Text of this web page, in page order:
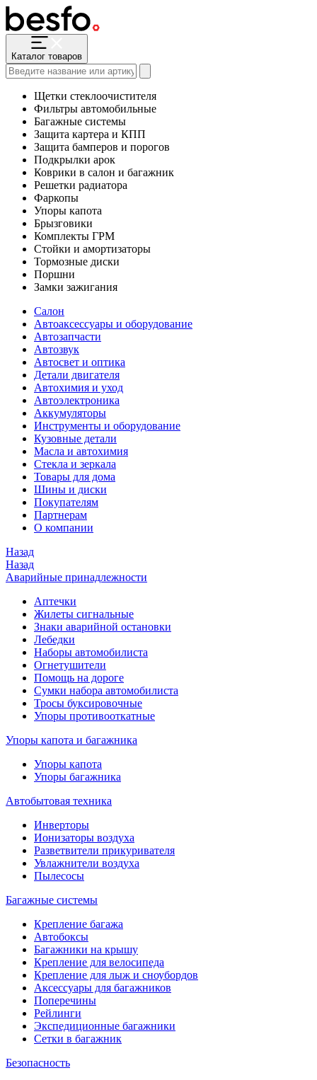
Каталог товаров
Щетки стеклоочистителя
Фильтры автомобильные
Багажные системы
Защита картера и КПП
Защита бамперов и порогов
Подкрылки арок
Коврики в салон и багажник
Решетки радиатора
Фаркопы
Упоры капота
Брызговики
Комплекты ГРМ
Стойки и амортизаторы
Тормозные диски
Поршни
Замки зажигания
Салон
Автоаксессуары и оборудование
Автозапчасти
Автозвук
Автосвет и оптика
Детали двигателя
Автохимия и уход
Автоэлектроника
Аккумуляторы
Инструменты и оборудование
Кузовные детали
Масла и автохимия
Стекла и зеркала
Товары для дома
Шины и диски
Покупателям
Партнерам
О компании
Назад
Назад
Аварийные принадлежности
Аптечки
Жилеты сигнальные
Знаки аварийной остановки
Лебедки
Наборы автомобилиста
Огнетушители
Помощь на дороге
Сумки набора автомобилиста
Тросы буксировочные
Упоры противооткатные
Упоры капота и багажника
Упоры капота
Упоры багажника
Автобытовая техника
Инверторы
Ионизаторы воздуха
Разветвители прикуривателя
Увлажнители воздуха
Пылесосы
Багажные системы
Крепление багажа
Автобоксы
Багажники на крышу
Крепление для велосипеда
Крепление для лыж и сноубордов
Аксессуары для багажников
Поперечины
Рейлинги
Экспедиционные багажники
Сетки в багажник
Безопасность